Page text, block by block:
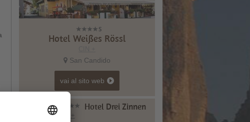
Hotel Weißes Rössl
San Candido
vai al sito web
Hotel Drei Zinnen
CIN +